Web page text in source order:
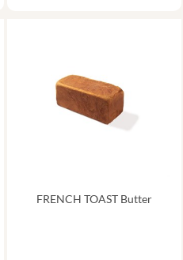
FRENCH TOAST Butter